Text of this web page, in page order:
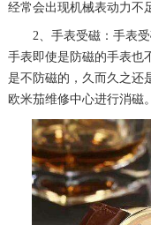
经常会出现机械表动力不
2、手表受磁：手表受
手表即使是防磁的手表也
是不防磁的，久而久之还
欧米茄维修中心进行消磁。